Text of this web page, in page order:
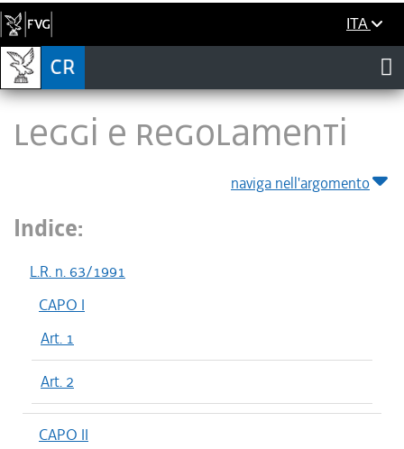
ITA
LEGGI E REGOLAMENTI
naviga nell'argomento
Indice:
L.R. n. 63/1991
CAPO I
Art. 1
Art. 2
CAPO II